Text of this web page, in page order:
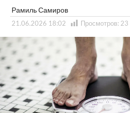
Рамиль Самиров
21.06.2026 18:02 Просмотров: 23